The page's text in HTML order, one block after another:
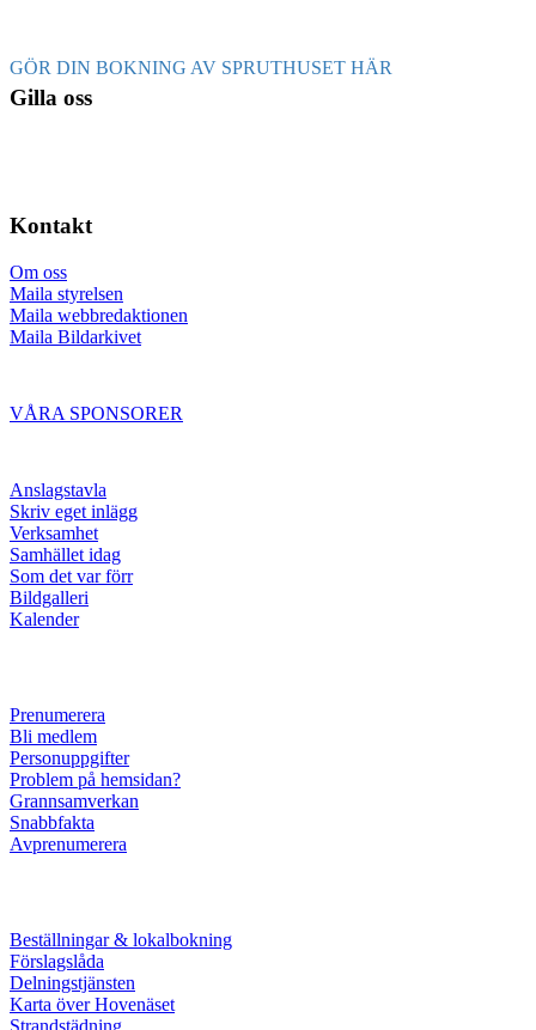
GÖR DIN BOKNING AV SPRUTHUSET HÄR
Gilla oss
Kontakt
Om oss
Maila styrelsen
Maila webbredaktionen
Maila Bildarkivet
VÅRA SPONSORER
Anslagstavla
Skriv eget inlägg
Verksamhet
Samhället idag
Som det var förr
Bildgalleri
Kalender
Prenumerera
Bli medlem
Personuppgifter
Problem på hemsidan?
Grannsamverkan
Snabbfakta
Avprenumerera
Beställningar & lokalbokning
Förslagslåda
Delningstjänsten
Karta över Hovenäset